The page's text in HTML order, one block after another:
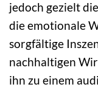
jedoch gezielt
die emotionale
sorgfältige
nachhaltigen
ihn zu einem